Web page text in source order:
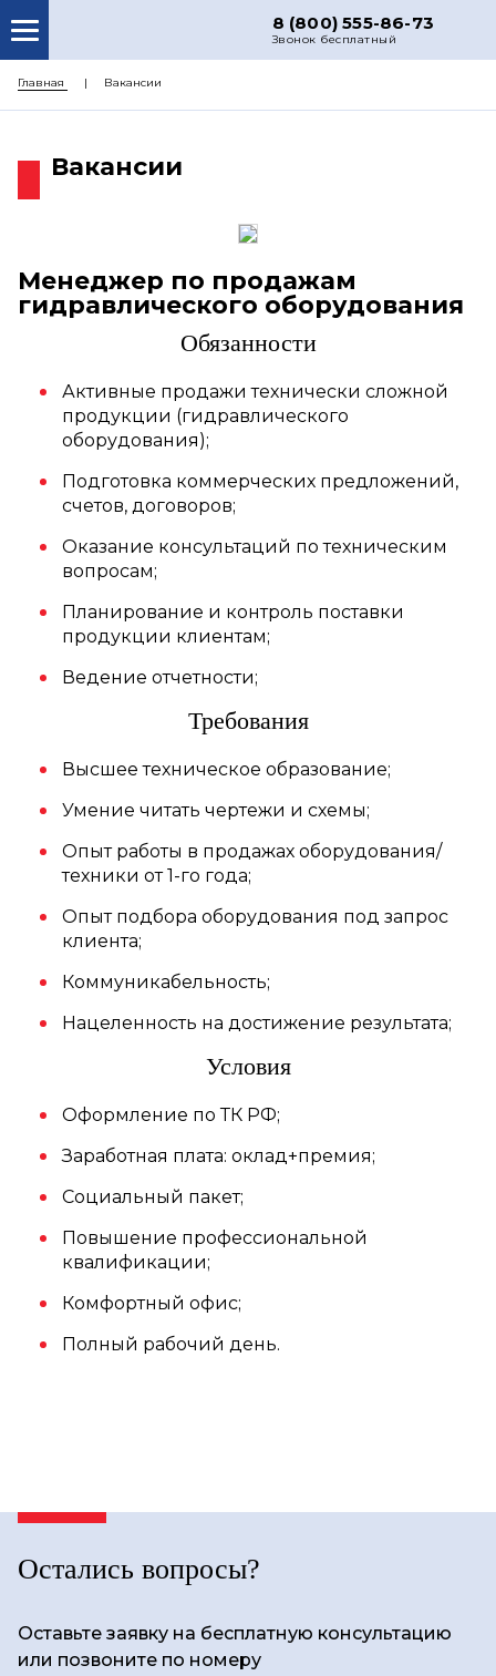
8 (800) 555-86-73
Звонок бесплатный
ЦЕНЫ
КОНТАКТЫ
Главная Вакансии
Вакансии
Менеджер по продажам
гидравлического оборудования
Обязанности
Активные продажи технически сложной
продукции (гидравлического
оборудования);
Подготовка коммерческих предложений,
счетов, договоров;
Оказание консультаций по техническим
вопросам;
Планирование и контроль поставки
продукции клиентам;
Ведение отчетности;
Требования
Высшее техническое образование;
Умение читать чертежи и схемы;
Опыт работы в продажах оборудования/
техники от 1-го года;
Опыт подбора оборудования под запрос
клиента;
Коммуникабельность;
Нацеленность на достижение результата;
Условия
Оформление по ТК РФ;
Заработная плата: оклад+премия;
Социальный пакет;
Повышение профессиональной
квалификации;
Комфортный офис;
Полный рабочий день.
Остались вопросы?
Оставьте заявку на бесплатную консультацию
или позвоните по номеру